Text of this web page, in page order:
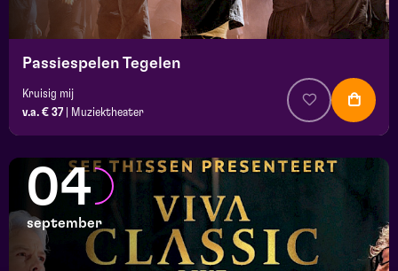
Passiespelen Tegelen
Kruisig mij
v.a. € 37
Muziektheater
04
september